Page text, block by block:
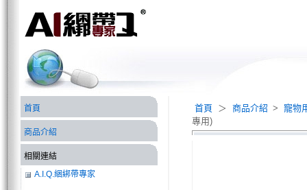
首頁 ＞ 商品介紹 > 寵物
專用)
首頁
商品介紹
相關連結
A.I.Q.綑綁帶專家